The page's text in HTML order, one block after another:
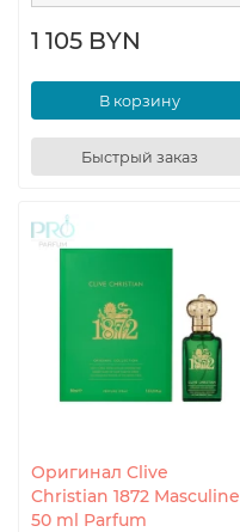
1 105 BYN
В корзину
Быстрый заказ
Оригинал Clive
Christian 1872 Masculine
50 ml Parfum